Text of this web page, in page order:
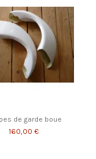
de garde boue
160,00 €